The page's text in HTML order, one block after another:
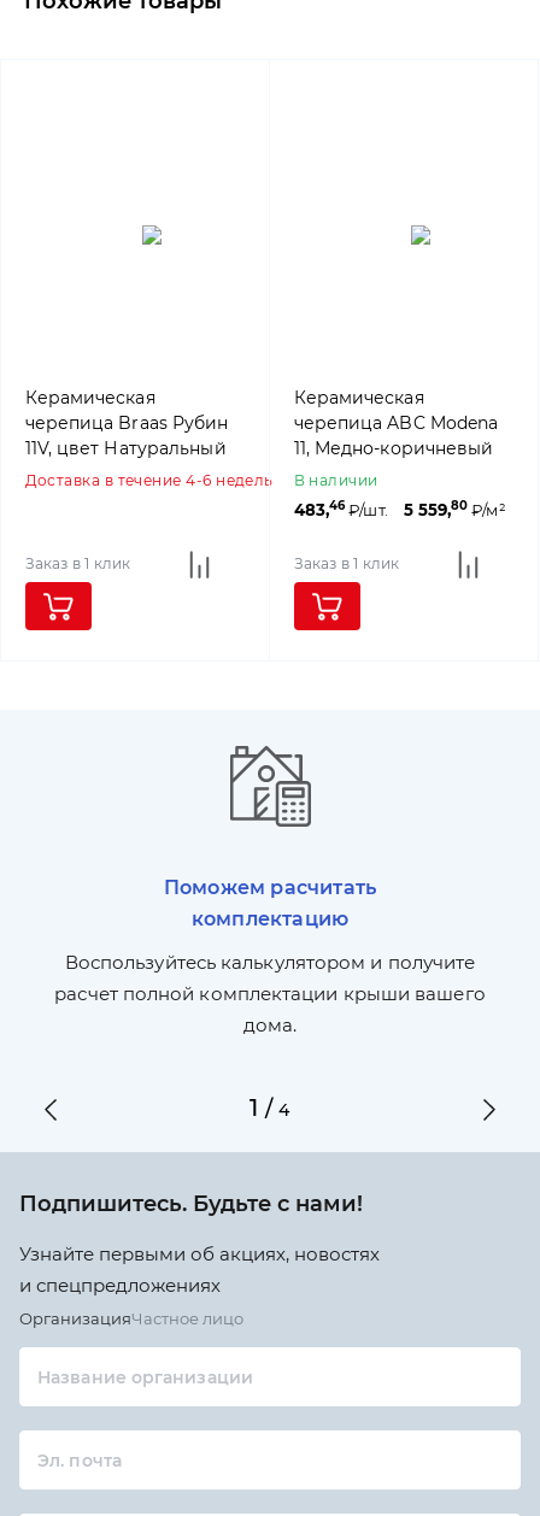
Керамическая
черепица Braas Рубин
11V, цвет Натуральный
красный
Доставка в течение 4-6 недель
Заказ в 1 клик
Керамическая
черепица ABC Modena
11, Медно-коричневый
В наличии
483,46₽/шт. 5 559,80₽/м²
Заказ в 1 клик
Поможем расчитать
комплектацию
Воспользуйтесь калькулятором и получите
расчет полной комплектации крыши вашего
дома.
1 /4
Подпишитесь. Будьте с нами!
Узнайте первыми об акциях, новостях
и спецпредложениях
ОрганизацияЧастное лицо
Название организации
Эл. почта